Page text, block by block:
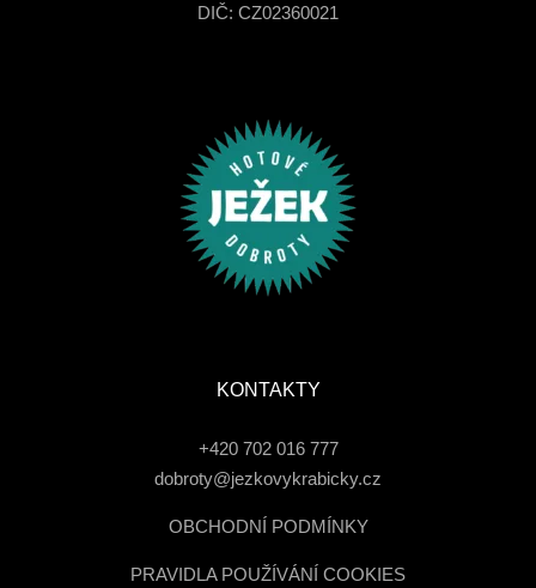
DIČ: CZ02360021
KONTAKTY
+420 702 016 777
dobroty@jezkovykrabicky.cz
OBCHODNÍ PODMÍNKY
PRAVIDLA POUŽÍVÁNÍ COOKIES